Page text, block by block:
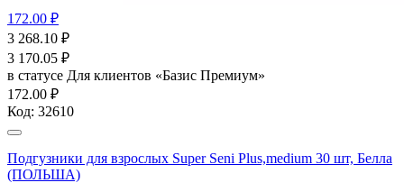
172.00 ₽
3 268.10 ₽
3 170.05 ₽
в статусе Для клиентов «Базис Премиум»
172.00 ₽
Код: 32610
Подгузники для взрослых Super Seni Plus,medium 30 шт, Белла
(ПОЛЬША)